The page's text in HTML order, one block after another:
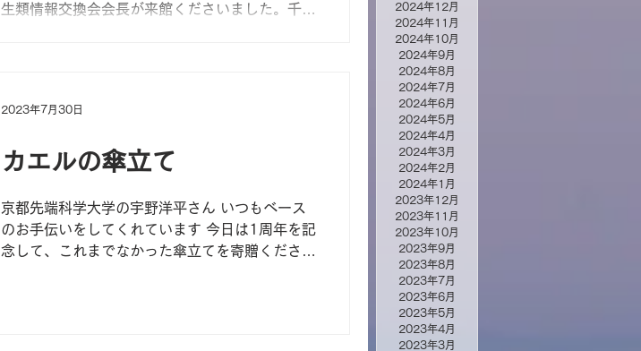
生類情報交換会会長が来館くださいました。千石
カエルの傘立て
京都先端科学大学の宇野洋平さん いつもベース
のお手伝いをしてくれています 今日は1周年を記
念して、これまでなかった傘立てを寄贈ください
2023年7月30日
2024年12月
2024年11月
2024年10月
2024年9月
2024年8月
2024年7月
2024年6月
2024年5月
2024年4月
2024年3月
2024年2月
2024年1月
2023年12月
2023年11月
2023年10月
2023年9月
2023年8月
2023年7月
2023年6月
2023年5月
2023年4月
2023年3月